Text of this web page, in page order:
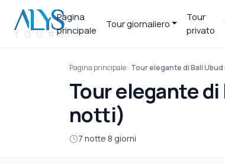
Pagina
principale
Tour giornaliero
Tour
privato
Pagina principale Tour elegante di Bali
Tour elegante
notti)
7 notte 8 giorni